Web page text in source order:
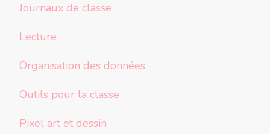
Journaux de classe
Lecture
Organisation des données
Outils pour la classe
Pixel art et dessin